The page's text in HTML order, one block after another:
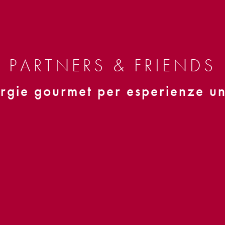
PARTNERS & FRIENDS
gourmet per esperienze